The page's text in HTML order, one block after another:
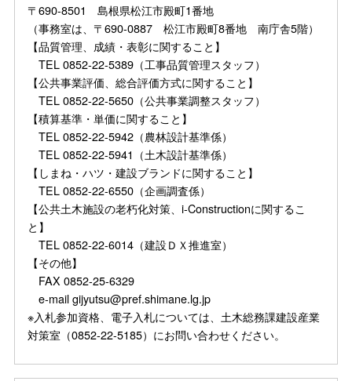
〒690-8501 島根県松江市殿町1番地
（事務室は、〒690-0887 松江市殿町8番地 南庁舎5階）
【品質管理、成績・表彰に関すること】
TEL 0852-22-5389（工事品質管理スタッフ）
【公共事業評価、総合評価方式に関すること】
TEL 0852-22-5650（公共事業調整スタッフ）
【積算基準・単価に関すること】
TEL 0852-22-5942（農林設計基準係）
TEL 0852-22-5941（土木設計基準係）
【しまね・ハツ・建設ブランドに関すること】
TEL 0852-22-6550（企画調査係）
【公共土木施設の老朽化対策、i-Constructionに関するこ
と】
TEL 0852-22-6014（建設ＤＸ推進室）
【その他】
FAX 0852-25-6329
e-mail gijyutsu@pref.shimane.lg.jp
※入札参加資格、電子入札については、土木総務課建設産業
対策室（0852-22-5185）にお問い合わせください。